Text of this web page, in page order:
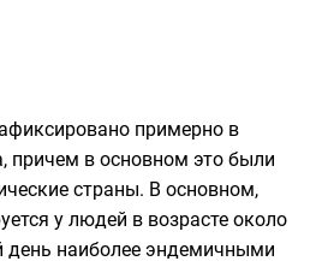
примерно в
причем в основном это были
страны. В основном,
у людей в возрасте около
день наиболее эндемичными